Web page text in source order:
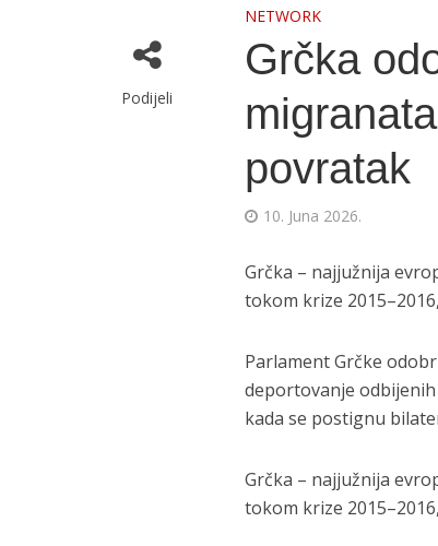
Podijeli
NETWORK
Grčka
povratak
10. Juna 2026.
Grčka – najjužnija
tokom krize
Parlament Grčke
deportovanje odbijenih
kada se postignu
Grčka – najjužnija
tokom krize